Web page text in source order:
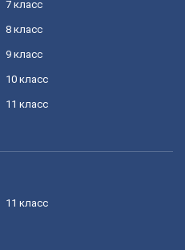
7 класс
8 класс
9 класс
10 класс
11 класс
11 класс